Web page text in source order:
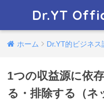
Dr.YT
ホーム Dr.YT的ビジネス
1つの収益源に依
る・排除する（ネ